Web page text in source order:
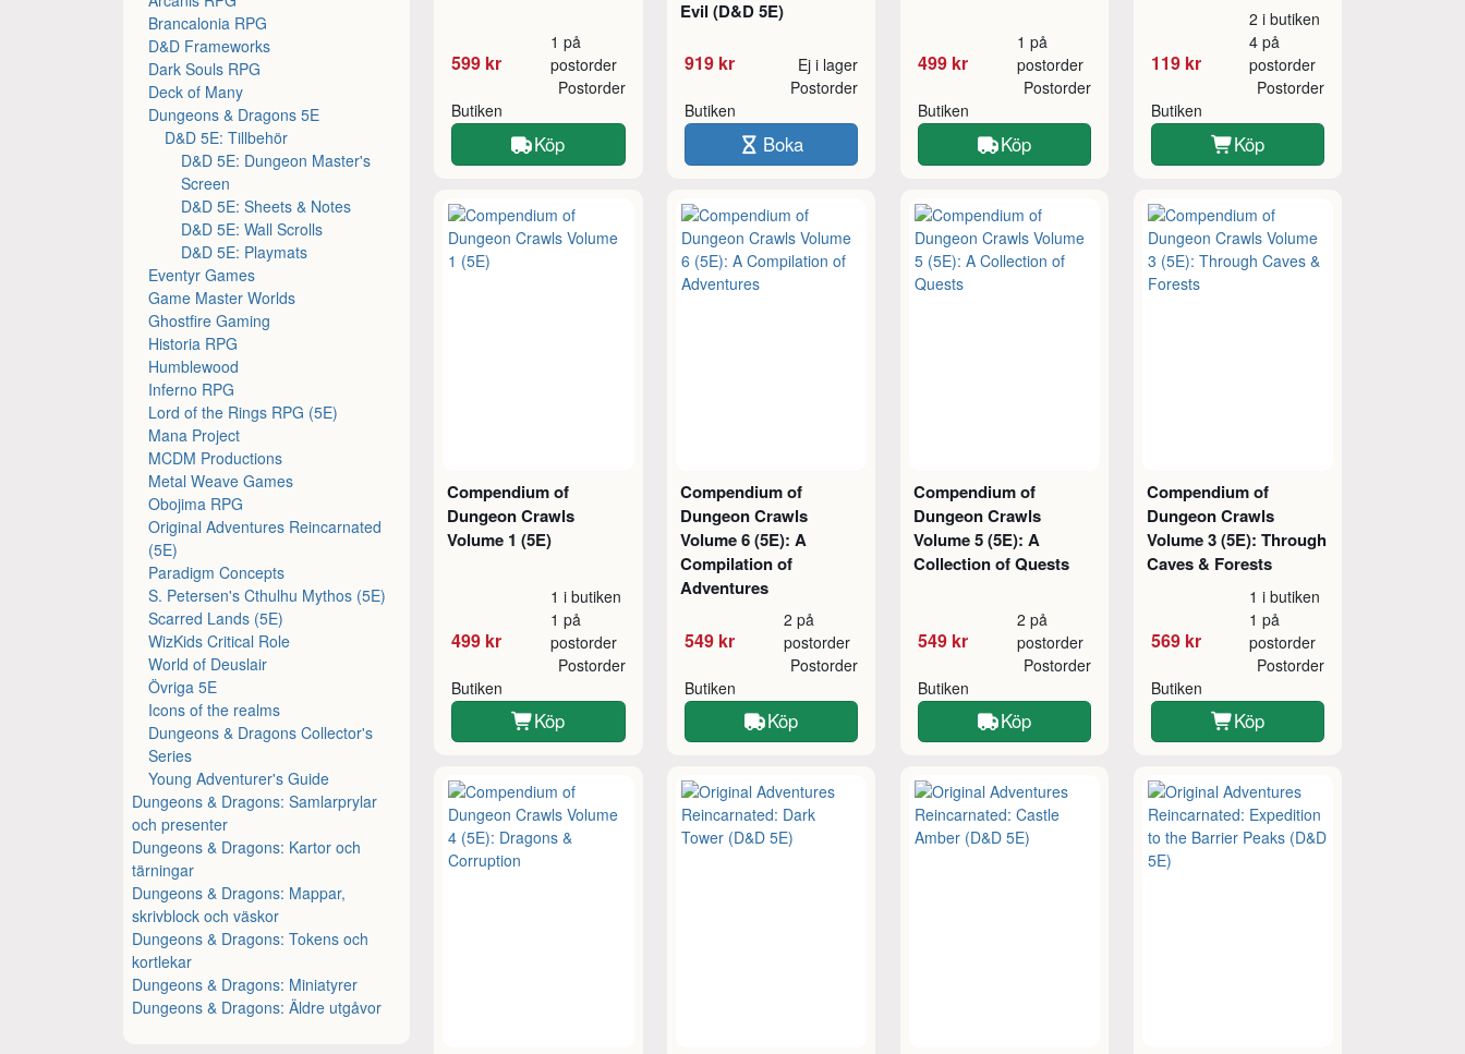
Brancalonia RPG
D&D Frameworks
Dark Souls RPG
Deck of Many
Dungeons & Dragons 5E
D&D 5E: Tillbehör
D&D 5E: Dungeon Master's
Screen
D&D 5E: Sheets & Notes
D&D 5E: Wall Scrolls
D&D 5E: Playmats
Eventyr Games
Game Master Worlds
Ghostfire Gaming
Historia RPG
Humblewood
Inferno RPG
Lord of the Rings RPG (5E)
Mana Project
MCDM Productions
Metal Weave Games
Obojima RPG
Original Adventures Reincarnated
(5E)
Paradigm Concepts
S. Petersen's Cthulhu Mythos (5E)
Scarred Lands (5E)
WizKids Critical Role
World of Deuslair
Övriga 5E
Icons of the realms
Dungeons & Dragons Collector's
Series
Young Adventurer's Guide
Dungeons & Dragons: Samlarprylar
och presenter
Dungeons & Dragons: Kartor och
tärningar
Dungeons & Dragons: Mappar,
skrivblock och väskor
Dungeons & Dragons: Tokens och
kortlekar
Dungeons & Dragons: Miniatyrer
Dungeons & Dragons: Äldre utgåvor
599 kr
1 på
postorder
Butiken
Postorder
Köp
Evil (D&D 5E)
919 kr Ej i lager
Butiken
Postorder
Boka
499 kr
1 på
postorder
Butiken
Postorder
Köp
119 kr
2 i butiken
4 på
postorder
Butiken
Postorder
Köp
Compendium of
Dungeon Crawls
Volume 1 (5E)
499 kr
1 i butiken
1 på
postorder
Butiken
Postorder
Köp
Compendium of
Dungeon Crawls
Volume 6 (5E): A
Compilation of
Adventures
549 kr
2 på
postorder
Butiken
Postorder
Köp
Compendium of
Dungeon Crawls
Volume 5 (5E): A
Collection of Quests
549 kr
2 på
postorder
Butiken
Postorder
Köp
Compendium of
Dungeon Crawls
Volume 3 (5E): Through
Caves & Forests
569 kr
1 i butiken
1 på
postorder
Butiken
Postorder
Köp